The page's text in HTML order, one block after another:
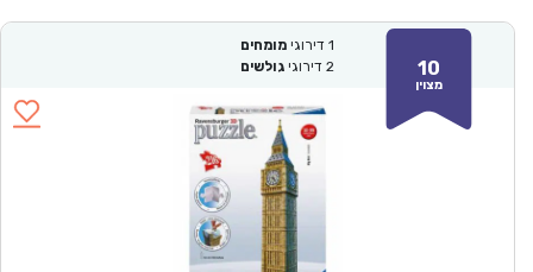
10
מצוין
1 דירוגי מומחים
2 דירוגי גולשים